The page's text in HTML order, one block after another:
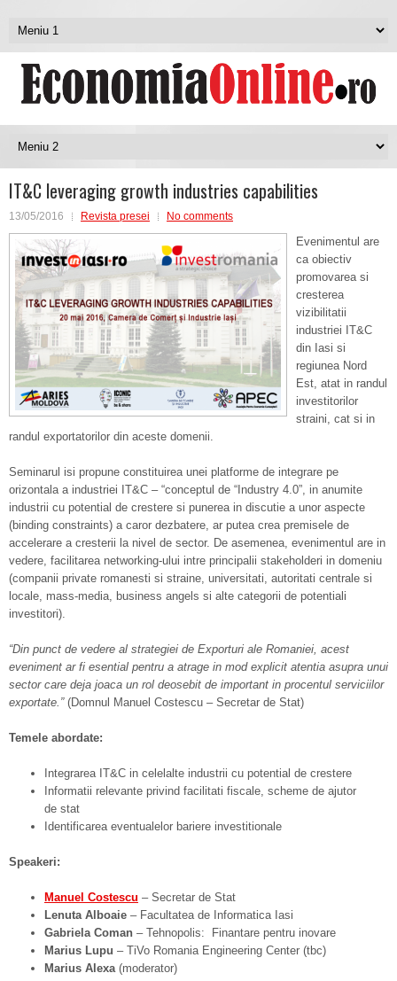
IT&C leveraging growth industries capabilities
13/05/2016 Revista presei No comments
Evenimentul are
ca obiectiv
promovarea si
cresterea
vizibilitatii
industriei IT&C
din Iasi si
regiunea Nord
Est, atat in randul
investitorilor
straini, cat si in
randul exportatorilor din aceste domenii.
Seminarul isi propune constituirea unei platforme de integrare pe
orizontala a industriei IT&C – “conceptul de “Industry 4.0”, in anumite
industrii cu potential de crestere si punerea in discutie a unor aspecte
(binding constraints) a caror dezbatere, ar putea crea premisele de
accelerare a cresterii la nivel de sector. De asemenea, evenimentul are in
vedere, facilitarea networking-ului intre principalii stakeholderi in domeniu
(companii private romanesti si straine, universitati, autoritati centrale si
locale, mass-media, business angels si alte categorii de potentiali
investitori).
“Din punct de vedere al strategiei de Exporturi ale Romaniei, acest
eveniment ar fi esential pentru a atrage in mod explicit atentia asupra unui
sector care deja joaca un rol deosebit de important in procentul serviciilor
exportate.”(Domnul Manuel Costescu – Secretar de Stat)
Temele abordate:
Integrarea IT&C in celelalte industrii cu potential de crestere
Informatii relevante privind facilitati fiscale, scheme de ajutor
de stat
Identificarea eventualelor bariere investitionale
Speakeri:
Manuel Costescu – Secretar de Stat
Lenuta Alboaie – Facultatea de Informatica Iasi
Gabriela Coman – Tehnopolis: Finantare pentru inovare
Marius Lupu – TiVo Romania Engineering Center (tbc)
Marius Alexa(moderator)